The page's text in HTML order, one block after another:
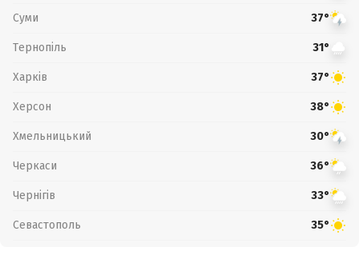
Суми 37°
Тернопіль 31°
Харків 37°
Херсон 38°
Хмельницький 30°
Черкаси 36°
Чернігів 33°
Севастополь 35°